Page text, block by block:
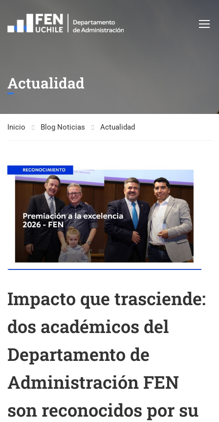
Actualidad
Inicio Blog Noticias Actualidad
Impacto que trasciende:
dos académicos del
Departamento de
Administración FEN
son reconocidos por su